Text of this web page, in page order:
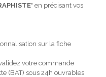
" en précisant vos
sur la fiche
votre commande
(BAT) sous 24h ouvrables